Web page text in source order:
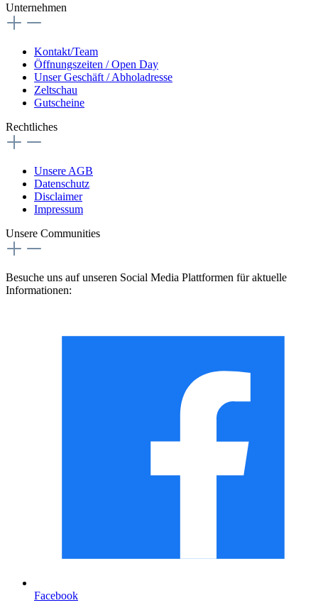
Unternehmen
Kontakt/Team
Öffnungszeiten / Open Day
Unser Geschäft / Abholadresse
Zeltschau
Gutscheine
Rechtliches
Unsere AGB
Datenschutz
Disclaimer
Impressum
Unsere Communities
Besuche uns auf unseren Social Media Plattformen für aktuelle
Informationen:
Facebook